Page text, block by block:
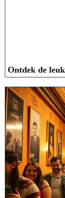
Ontdek de